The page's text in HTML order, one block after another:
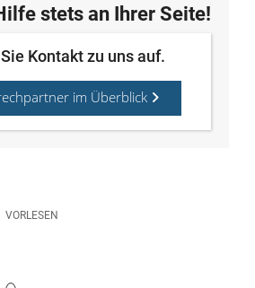
stets an Ihrer Seite!
Kontakt zu uns auf.
im Überblick
VORLESEN
Diese Seite vorlesen.